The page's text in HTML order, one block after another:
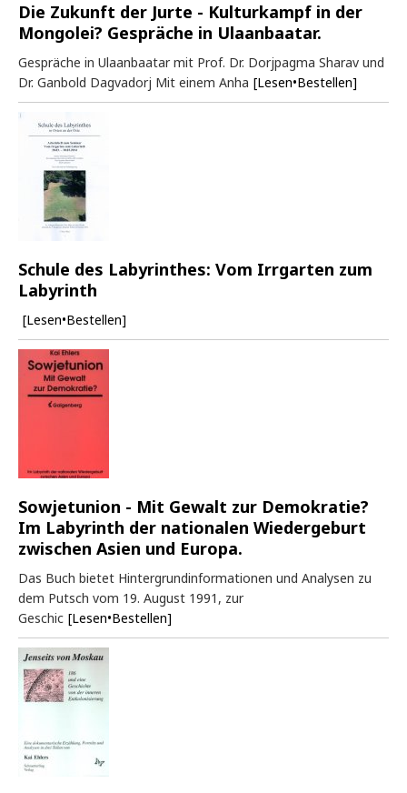
Die Zukunft der Jurte - Kulturkampf in der
Mongolei? Gespräche in Ulaanbaatar.
Gespräche in Ulaanbaatar mit Prof. Dr. Dorjpagma Sharav und
Dr. Ganbold Dagvadorj Mit einem Anha [Lesen•Bestellen]
Schule des Labyrinthes: Vom Irrgarten zum
Labyrinth
[Lesen•Bestellen]
Sowjetunion - Mit Gewalt zur Demokratie?
Im Labyrinth der nationalen Wiedergeburt
zwischen Asien und Europa.
Das Buch bietet Hintergrundinformationen und Analysen zu
dem Putsch vom 19. August 1991, zur
Geschic [Lesen•Bestellen]